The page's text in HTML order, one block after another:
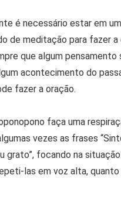
é necessário estar em
de meditação para fazer a
que algum pensamento
acontecimento do
fazer a oração.
faça uma
vezes as frases
grato”, focando na
las em voz alta, quanto